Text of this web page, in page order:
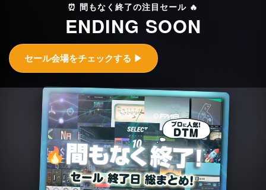
⏰ 間もなく終了の注目セール 🔥
ENDING SOON
セール会場をチェックする ▶︎